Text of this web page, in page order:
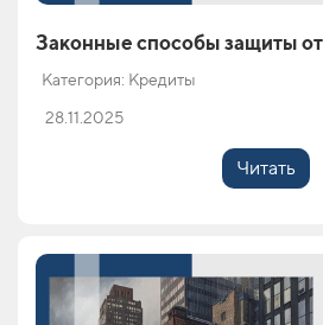
Законные способы защиты
Категория: Кредиты
28.11.2025
Читать